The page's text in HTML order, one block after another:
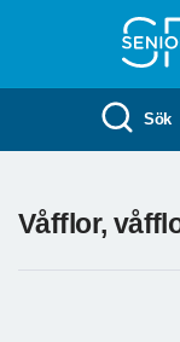
Sök
Våfflor,